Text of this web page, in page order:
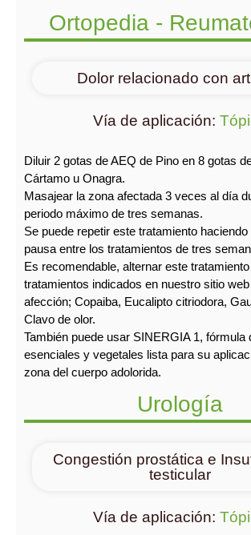
Ortopedia -
Dolor relacionado con
Vía de aplicación:
Diluir 2 gotas de AEQ de Pino en 8 gotas
Cártamo u Onagra.
Masajear la zona afectada 3 veces al día
periodo máximo de tres semanas.
Se puede repetir este tratamiento
pausa entre los tratamientos de tres
Es recomendable, alternar este
tratamientos indicados en nuestro sitio
afección; Copaiba, Eucalipto citriodora,
Clavo de olor.
También puede usar SINERGIA 1, fórmula
esenciales y vegetales lista para su
zona del cuerpo adolorida.
Urología
Congestión prostática e
testicular
Vía de aplicación: